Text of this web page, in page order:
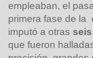
empleaban, el
primera fase de la
imputó a otras seis
que fueron